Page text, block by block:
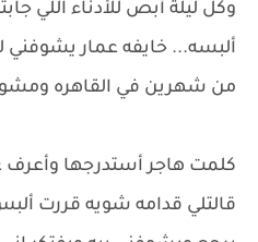
وكل ليلة أبص للأدناء اللي
ألبسه... خايفه عمار يشوفني
من شهرين في القاهره
كلمت هاجر أستدرجها وأعرف
قالتلي قدامه شويه قررت